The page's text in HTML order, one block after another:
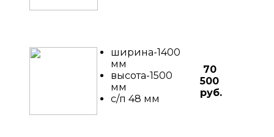
ширина-1400
мм
высота-1500
мм
с/п 48 мм
70
500
руб.